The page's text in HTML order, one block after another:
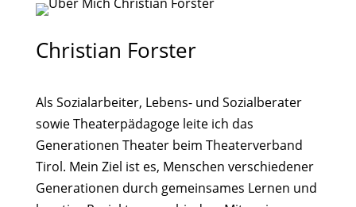
Christian Forster
Als Sozialarbeiter, Lebens- und Sozialberater
sowie Theaterpädagoge leite ich das
Generationen Theater beim Theaterverband
Tirol. Mein Ziel ist es, Menschen verschiedener
Generationen durch gemeinsames Lernen und